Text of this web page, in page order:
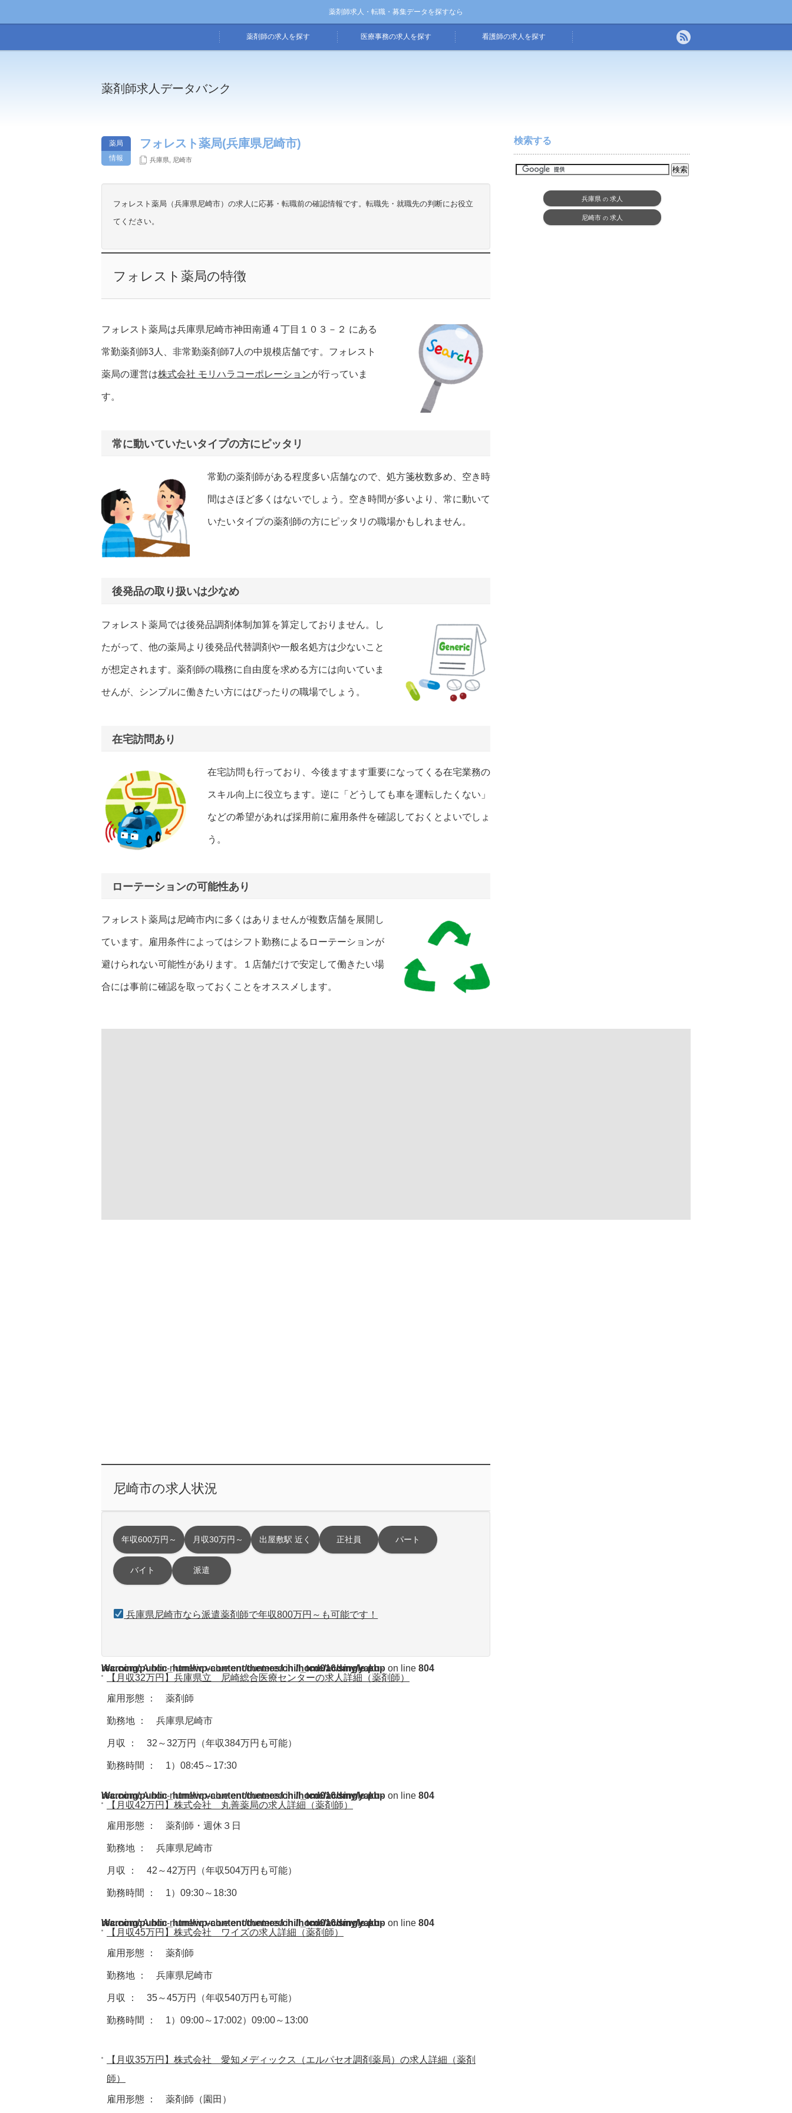
薬剤師求人・転職・募集データを探すなら
薬剤師の求人を探す 医療事務の求人を探す 看護師の求人を探す
薬剤師求人データバンク
薬局
情報
フォレスト薬局(兵庫県尼崎市)
兵庫県 尼崎市
フォレスト薬局（兵庫県尼崎市）の求人に応募・転職前の確認情報です。転職先・就職先の判断にお役立
てください。
フォレスト薬局の特徴
フォレスト薬局は兵庫県尼崎市神田南通４丁目１０３－２ にある
常勤薬剤師3人、非常勤薬剤師7人の中規模店舗です。フォレスト
薬局の運営は株式会社 モリハラコーポレーションが行っていま
す。
常に動いていたいタイプの方にピッタリ
常勤の薬剤師がある程度多い店舗なので、処方箋枚数多め、空き時
間はさほど多くはないでしょう。空き時間が多いより、常に動いて
いたいタイプの薬剤師の方にピッタリの職場かもしれません。
後発品の取り扱いは少なめ
フォレスト薬局では後発品調剤体制加算を算定しておりません。し
たがって、他の薬局より後発品代替調剤や一般名処方は少ないこと
が想定されます。薬剤師の職務に自由度を求める方には向いていま
せんが、シンプルに働きたい方にはぴったりの職場でしょう。
在宅訪問あり
在宅訪問も行っており、今後ますます重要になってくる在宅業務の
スキル向上に役立ちます。逆に「どうしても車を運転したくない」
などの希望があれば採用前に雇用条件を確認しておくとよいでしょ
う。
ローテーションの可能性あり
フォレスト薬局は尼崎市内に多くはありませんが複数店舗を展開し
ています。雇用条件によってはシフト勤務によるローテーションが
避けられない可能性があります。１店舗だけで安定して働きたい場
合には事前に確認を取っておくことをオススメします。
検索する
兵庫県 の 求人
尼崎市 の 求人
尼崎市の求人状況
年収600万円～ 月収30万円～ 出屋敷駅 近く 正社員 パート
バイト 派遣
兵庫県尼崎市なら派遣薬剤師で年収800万円～も可能です！
Warning: A non-numeric value encountered in
/home/acdmy/yaku-rec.com/public_html/wp-content/themes/chill_tcd016/single.php on line 804
【月収32万円】兵庫県立 尼崎総合医療センターの求人詳細（薬剤師）
雇用形態 ： 薬剤師
勤務地 ： 兵庫県尼崎市
月収 ： 32～32万円（年収384万円も可能）
勤務時間 ： 1）08:45～17:30
Warning: A non-numeric value encountered in
/home/acdmy/yaku-rec.com/public_html/wp-content/themes/chill_tcd016/single.php on line 804
【月収42万円】株式会社 丸善薬局の求人詳細（薬剤師）
雇用形態 ： 薬剤師・週休３日
勤務地 ： 兵庫県尼崎市
月収 ： 42～42万円（年収504万円も可能）
勤務時間 ： 1）09:30～18:30
Warning: A non-numeric value encountered in
/home/acdmy/yaku-rec.com/public_html/wp-content/themes/chill_tcd016/single.php on line 804
【月収45万円】株式会社 ワイズの求人詳細（薬剤師）
雇用形態 ： 薬剤師
勤務地 ： 兵庫県尼崎市
月収 ： 35～45万円（年収540万円も可能）
勤務時間 ： 1）09:00～17:002）09:00～13:00
【月収35万円】株式会社 愛知メディックス（エルパセオ調剤薬局）の求人詳細（薬剤
師）
雇用形態 ： 薬剤師（園田）